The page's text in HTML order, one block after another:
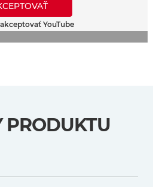
YouTube
PRODUKTU